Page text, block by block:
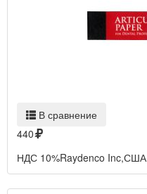
В сравнение
440
НДС 10%Raydenco Inc,США